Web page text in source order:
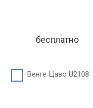
бесплатно
Венге Цаво U2108